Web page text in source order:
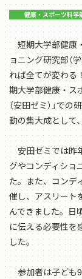
短期大学部健康
ョニング研究部（
れば全てが変わる
期大学部健康・ス
（安田ゼミ）」で
動の集大成として
安田ゼミでは昨
グやコンディショ
た。また、コンデ
催し、アスリート
んできました。日
に伝える必要性を
した。
参加者は子ども